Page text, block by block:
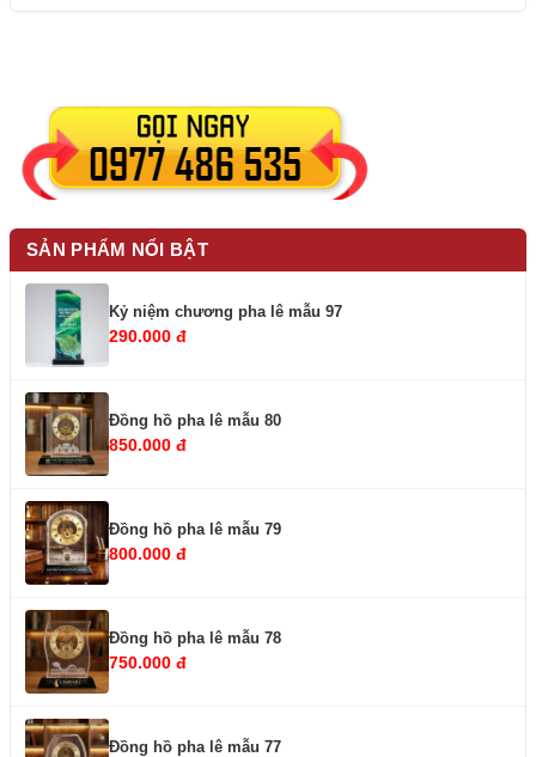
SẢN PHẨM NỔI BẬT
Kỷ niệm chương pha lê mẫu 97
290.000 đ
Đồng hồ pha lê mẫu 80
850.000 đ
Đồng hồ pha lê mẫu 79
800.000 đ
Đồng hồ pha lê mẫu 78
750.000 đ
Đồng hồ pha lê mẫu 77